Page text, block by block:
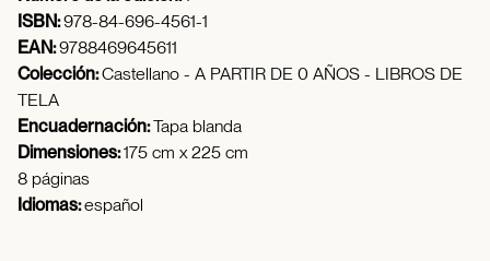
ISBN:978-84-696-4561-1
EAN:9788469645611
Colección:Castellano - A PARTIR DE 0 AÑOS - LIBROS DE
TELA
Encuadernación:Tapa blanda
Dimensiones:175 cm x 225 cm
8 páginas
Idiomas:español